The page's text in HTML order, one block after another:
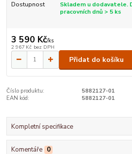
Dostupnost
Skladem u dodavatele.
pracovních dnů > 5 ks
3 590 Kč/ks
2 967 Kč bez DPH
Přidat do košíku
Číslo produktu:
5882127-01
EAN kód:
5882127-01
Kompletní specifikace
Komentáře 0